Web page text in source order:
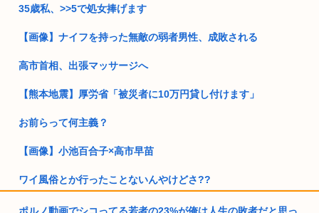
35歳私、>>5で処女捧げます
【画像】ナイフを持った無敵の弱者男性、成敗される
高市首相、出張マッサージへ
【熊本地震】厚労省「被災者に10万円貸し付けます」
お前らって何主義？
【画像】小池百合子×高市早苗
ワイ風俗とか行ったことないんやけどさ??
【動画】女さん「男と話してる時、おぱーい見てるのすぐわか